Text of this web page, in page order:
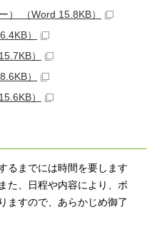
） （Word 15.8KB）
）
）
）
）
るまでには時間を要します
た、日程や内容により、ボ
ますので、あらかじめ御了